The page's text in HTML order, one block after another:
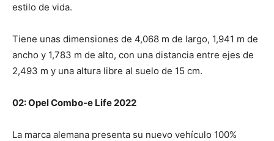
estilo de vida.
Tiene unas dimensiones de 4,068 m de largo, 1,941 m de
ancho y 1,783 m de alto, con una distancia entre ejes de
2,493 m y una altura libre al suelo de 15 cm.
02: Opel Combo-e Life 2022
La marca alemana presenta su nuevo vehículo 100%